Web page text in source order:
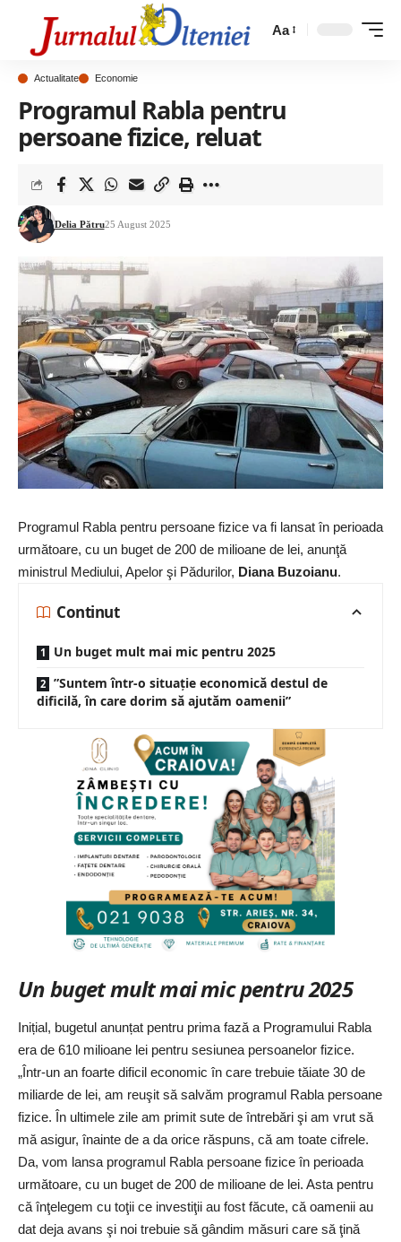
Aa
Actualitate Economie
Programul Rabla pentru
persoane fizice, reluat
Delia Pătru25 August 2025
Programul Rabla pentru persoane fizice va fi lansat în perioada
următoare, cu un buget de 200 de milioane de lei, anunţă
ministrul Mediului, Apelor şi Pădurilor, Diana Buzoianu.
Continut
Un buget mult mai mic pentru 2025
”Suntem într-o situație economică destul de
dificilă, în care dorim să ajutăm oamenii”
Un buget mult mai mic pentru 2025
Inițial, bugetul anunțat pentru prima fază a Programului Rabla
era de 610 milioane lei pentru sesiunea persoanelor fizice.
„Într-un an foarte dificil economic în care trebuie tăiate 30 de
miliarde de lei, am reuşit să salvăm programul Rabla persoane
fizice. În ultimele zile am primit sute de întrebări şi am vrut să
mă asigur, înainte de a da orice răspuns, că am toate cifrele.
Da, vom lansa programul Rabla persoane fizice în perioada
următoare, cu un buget de 200 de milioane de lei. Asta pentru
că înţelegem cu toţii ce investiţii au fost făcute, că oamenii au
dat deja avans şi noi trebuie să gândim măsuri care să ţină